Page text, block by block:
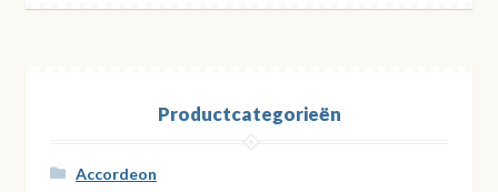
Productcategorieën
Accordeon